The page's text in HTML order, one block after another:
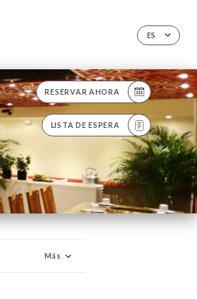
ES
RESERVAR AHORA
LISTA DE ESPERA
Más